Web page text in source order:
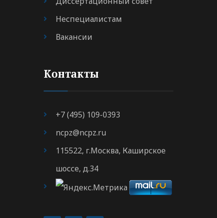
Неспециалистам
Вакансии
Контакты
+7 (495) 109-0393
ncpz@ncpz.ru
115522, г.Москва, Каширское
шоссе, д.34